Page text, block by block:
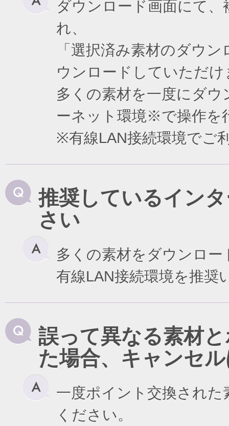
ダウンロード画面にて
れ、
「選択済み素材のダウ
ウンロードしていただけ
多くの素材を一度にダ
ーネット環境※で操作を
※有線LAN接続環境でご
推奨しているイン
さい
多くの素材をダウンロ
有線LAN接続環境を推奨
誤って異なる素材
た場合、キャンセ
一度ポイント交換され
ください。